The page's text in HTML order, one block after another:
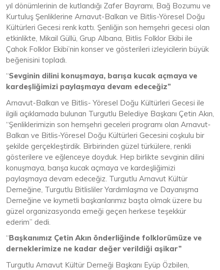
yıl dönümlerinin de kutlandığı Zafer Bayramı, Bağ Bozumu ve
Kurtuluş Şenliklerine Arnavut-Balkan ve Bitlis-Yöresel Doğu
Kültürleri Gecesi renk kattı. Şenliğin son hemşehri gecesi olan
etkinlikte, Mikail Güllü, Grup Albana, Bitlis Folklor Ekibi ile
Çahok Folklor Ekibi’nin konser ve gösterileri izleyicilerin büyük
beğenisini topladı.
“Sevginin dilini konuşmaya, barışa kucak açmaya ve
kardeşliğimizi paylaşmaya devam edeceğiz”
Arnavut-Balkan ve Bitlis- Yöresel Doğu Kültürleri Gecesi ile
ilgili açıklamada bulunan Turgutlu Belediye Başkanı Çetin Akın,
“Şenliklerimizin son hemşehri geceleri programı olan Arnavut-
Balkan ve Bitlis-Yöresel Doğu Kültürleri Gecesini coşkulu bir
şekilde gerçekleştirdik. Birbirinden güzel türkülere, renkli
gösterilere ve eğlenceye doyduk. Hep birlikte sevginin dilini
konuşmaya, barışa kucak açmaya ve kardeşliğimizi
paylaşmaya devam edeceğiz. Turgutlu Arnavut Kültür
Derneğine, Turgutlu Bitlisliler Yardımlaşma ve Dayanışma
Derneğine ve kıymetli başkanlarımız başta olmak üzere bu
güzel organizasyonda emeği geçen herkese teşekkür
ederim” dedi.
“Başkanımız Çetin Akın önderliğinde folklorümüze ve
derneklerimize ne kadar değer verildiği aşikar”
Turgutlu Arnavut Kültür Derneği Başkanı Eyüp Özbilen,